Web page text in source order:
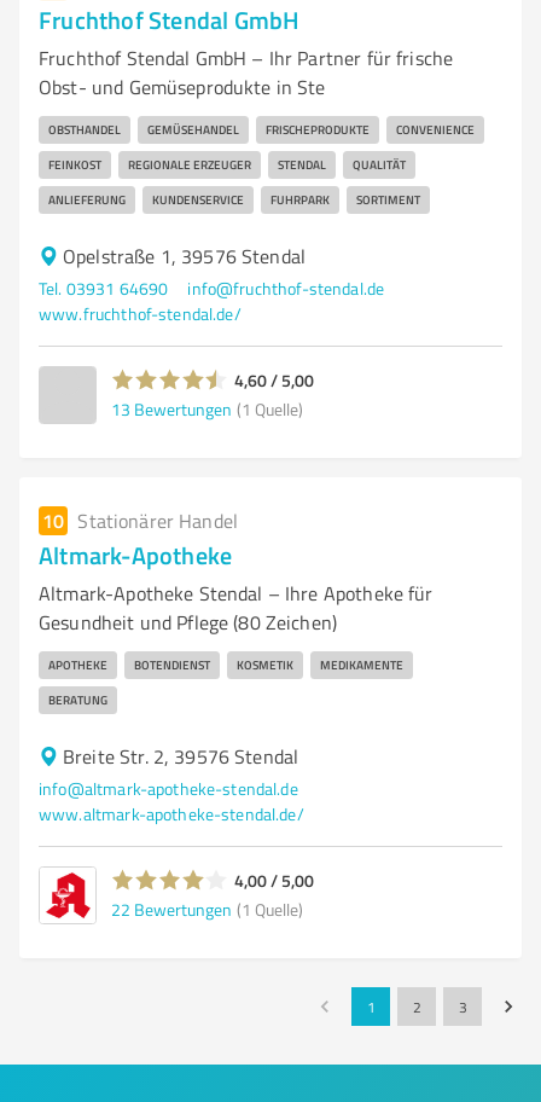
Fruchthof Stendal GmbH
Fruchthof Stendal GmbH – Ihr Partner für frische
Obst- und Gemüseprodukte in Ste
OBSTHANDEL GEMÜSEHANDEL FRISCHEPRODUKTE CONVENIENCE
FEINKOST REGIONALE ERZEUGER STENDAL QUALITÄT
ANLIEFERUNG KUNDENSERVICE FUHRPARK SORTIMENT
Opelstraße 1, 39576 Stendal
Tel. 03931 64690
info@fruchthof-stendal.de
www.fruchthof-stendal.de/
4,60 / 5,00
13 Bewertungen (1 Quelle)
10 Stationärer Handel
Altmark-Apotheke
Altmark-Apotheke Stendal – Ihre Apotheke für
Gesundheit und Pflege (80 Zeichen)
APOTHEKE BOTENDIENST KOSMETIK MEDIKAMENTE
BERATUNG
Breite Str. 2, 39576 Stendal
info@altmark-apotheke-stendal.de
www.altmark-apotheke-stendal.de/
4,00 / 5,00
22 Bewertungen (1 Quelle)
1 2 3